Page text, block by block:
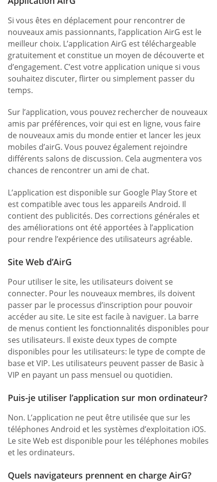
Si vous êtes en déplacement pour rencontrer de
nouveaux amis passionnants, l’application AirG est le
meilleur choix. L’application AirG est téléchargeable
gratuitement et constitue un moyen de découverte et
d’engagement. C’est votre application unique si vous
souhaitez discuter, flirter ou simplement passer du
temps.
Sur l’application, vous pouvez rechercher de nouveaux
amis par préférences, voir qui est en ligne, vous faire
de nouveaux amis du monde entier et lancer les jeux
mobiles d’airG. Vous pouvez également rejoindre
différents salons de discussion. Cela augmentera vos
chances de rencontrer un ami de chat.
L’application est disponible sur Google Play Store et
est compatible avec tous les appareils Android. Il
contient des publicités. Des corrections générales et
des améliorations ont été apportées à l’application
pour rendre l’expérience des utilisateurs agréable.
Site Web d’AirG
Pour utiliser le site, les utilisateurs doivent se
connecter. Pour les nouveaux membres, ils doivent
passer par le processus d’inscription pour pouvoir
accéder au site. Le site est facile à naviguer. La barre
de menus contient les fonctionnalités disponibles pour
ses utilisateurs. Il existe deux types de compte
disponibles pour les utilisateurs: le type de compte de
base et VIP. Les utilisateurs peuvent passer de Basic à
VIP en payant un pass mensuel ou quotidien.
Puis-je utiliser l’application sur mon ordinateur?
Non. L’application ne peut être utilisée que sur les
téléphones Android et les systèmes d’exploitation iOS.
Le site Web est disponible pour les téléphones mobiles
et les ordinateurs.
Quels navigateurs prennent en charge AirG?